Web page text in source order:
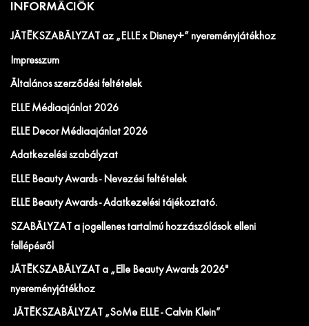
INFORMÁCIÓK
JÁTÉKSZABÁLYZAT az „ELLE x Disney+” nyereményjátékhoz
Impresszum
Általános szerződési feltételek
ELLE Médiaajánlat 2026
ELLE Decor Médiaajánlat 2026
Adatkezelési szabályzat
ELLE Beauty Awards - Nevezési feltételek
ELLE Beauty Awards - Adatkezelési tájékoztató.
SZABÁLYZAT a jogellenes tartalmú hozzászólások elleni
fellépésről
JÁTÉKSZABÁLYZAT a „Elle Beauty Awards 2026"
nyereményjátékhoz
JÁTÉKSZABÁLYZAT „SoMe ELLE - Calvin Klein”